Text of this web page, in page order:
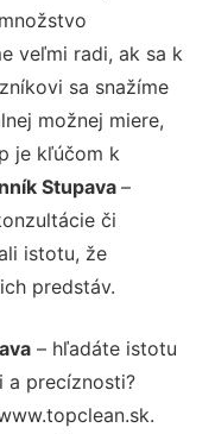
veľmi radi, ak sa k
sa snažíme
možnej miere,
je kľúčom k
Stupava –
či
istotu, že
predstáv.
– hľadáte istotu
a precíznosti?